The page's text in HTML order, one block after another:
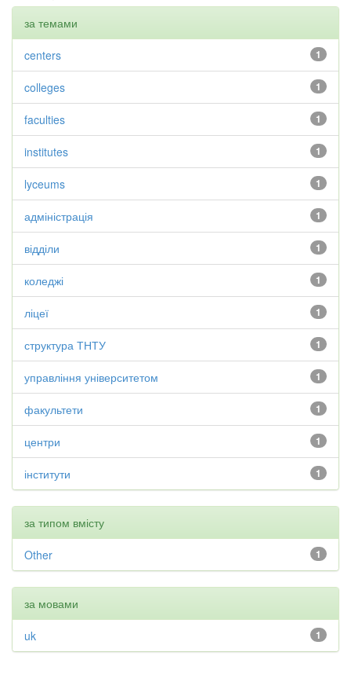
за темами
1
centers
1
colleges
1
faculties
1
institutes
1
lyceums
1
адміністрація
1
відділи
1
коледжі
1
ліцеї
1
структура ТНТУ
1
управління університетом
1
факультети
1
центри
1
інститути
за типом вмісту
1
Other
за мовами
1
uk